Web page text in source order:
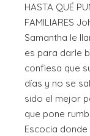
HASTA QUÉ
FAMILIARES
Samantha le
es para darle
confiesa que
días y no se
sido el mejor
que pone
Escocia